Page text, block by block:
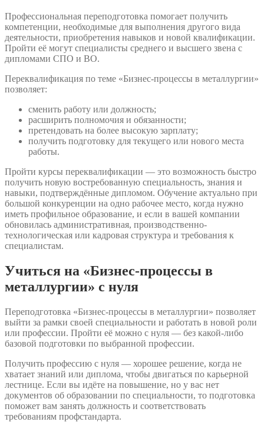
Профессиональная переподготовка помогает получить
компетенции, необходимые для выполнения другого вида
деятельности, приобретения навыков и новой квалификации.
Пройти её могут специалисты среднего и высшего звена с
дипломами СПО и ВО.
Переквалификация по теме «Бизнес-процессы в металлургии»
позволяет:
сменить работу или должность;
расширить полномочия и обязанности;
претендовать на более высокую зарплату;
получить подготовку для текущего или нового места
работы.
Пройти курсы переквалификации — это возможность быстро
получить новую востребованную специальность, знания и
навыки, подтверждённые дипломом. Обучение актуально при
большой конкуренции на одно рабочее место, когда нужно
иметь профильное образование, и если в вашей компании
обновилась административная, производственно-
технологическая или кадровая структура и требования к
специалистам.
Учиться на «Бизнес-процессы в
металлургии» с нуля
Переподготовка «Бизнес-процессы в металлургии» позволяет
выйти за рамки своей специальности и работать в новой роли
или профессии. Пройти её можно с нуля — без какой-либо
базовой подготовки по выбранной профессии.
Получить профессию с нуля — хорошее решение, когда не
хватает знаний или диплома, чтобы двигаться по карьерной
лестнице. Если вы идёте на повышение, но у вас нет
документов об образовании по специальности, то подготовка
поможет вам занять должность и соответствовать
требованиям профстандарта.